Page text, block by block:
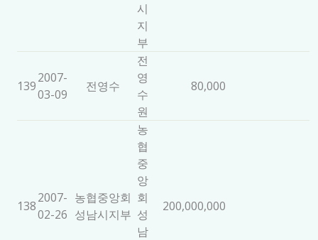
시
지
부
139
2007-
03-09
전영수
전
영
수
원
80,000
138
2007-
02-26
농협중앙회
성남시지부
농
협
중
앙
회
성
남
200,000,000